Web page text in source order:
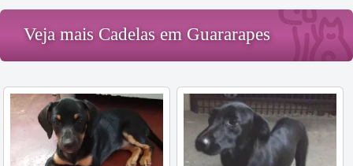
Veja mais Cadelas em Guararapes